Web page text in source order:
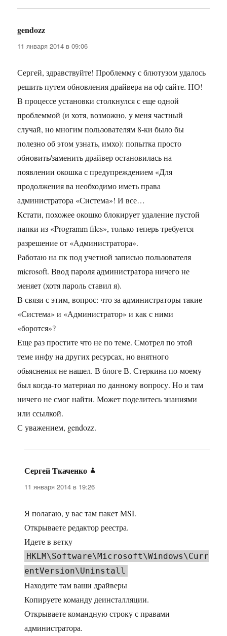
gendozz
11 января 2014 в 09:06
Сергей, здравствуйте! Проблемму с блютузом удалось
решить путем обновления драйвера на оф сайте. НО!
В процессе установки столкнулся с еще одной
проблеммой (и хотя, возможно, у меня частный
случай, но многим пользователям 8-ки было бы
полезно об этом узнать, имхо): попытка просто
обновить/заменить драйвер остановилась на
появлении окошка с предупреждением «Для
продолжения ва необходимо иметь права
администратора «Система»! И все…
Кстати, похожее окошко блокирует удаление пустой
папки из «Programm files», только теперь требуется
разрешение от «Администратора».
Работаю на пк под учетной записью пользователя
microsoft. Ввод пароля администратора ничего не
меняет (хотя пароль ставил я).
В связи с этим, вопрос: что за администраторы такие
«Система» и «Администратор» и как с ними
«боротся»?
Еще раз простите что не по теме. Смотрел по этой
теме инфу на других ресурсах, но внятного
обьяснения не нашел. В блоге В. Стеркина по-моему
был когда-то материал по данному вопросу. Но и там
ничего не смог найти. Может поделитесь знаниями
или ссылкой.
С уважением, gendozz.
Сергей Ткаченко
11 января 2014 в 19:26
Я полагаю, у вас там пакет MSI.
Открываете редактор реестра.
Идете в ветку
HKLM\Software\Microsoft\Windows\Curr
entVersion\Uninstall
Находите там ваши драйверы
Копируете команду деинсталляции.
Открываете командную строку с правами
администратора.